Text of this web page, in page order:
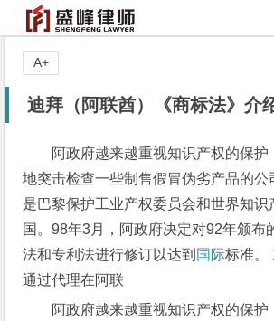
迪拜（阿联酋）《商标法》介
阿政府越来越重视知识产权的保护
地突击检查一些制售假冒伪劣产品的公
是巴黎保护工业产权委员会和世界知识
国。98年3月，阿政府决定对92年颁布
法和专利法进行修订以达到 国际标准。
通过代理在阿联
阿政府越来越重视知识产权的保护
A+